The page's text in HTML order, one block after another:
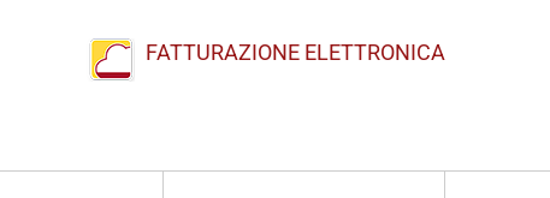
FATTURAZIONE ELETTRONICA